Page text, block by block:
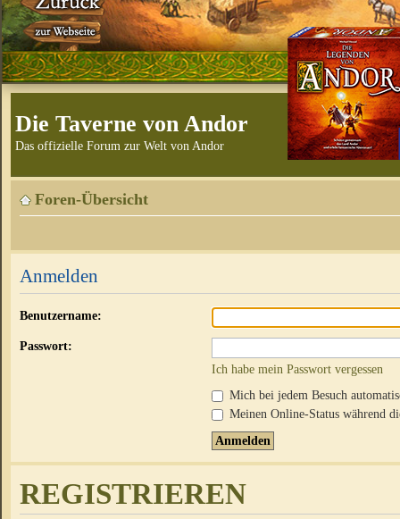
Die Taverne von Andor
Das offizielle Forum zur Welt von Andor
Foren-Übersicht
Anmelden
Benutzername:
Passwort:
Ich habe mein Passwort vergessen
Mich bei jedem Besuch
Meinen Online-Status während
REGISTRIEREN